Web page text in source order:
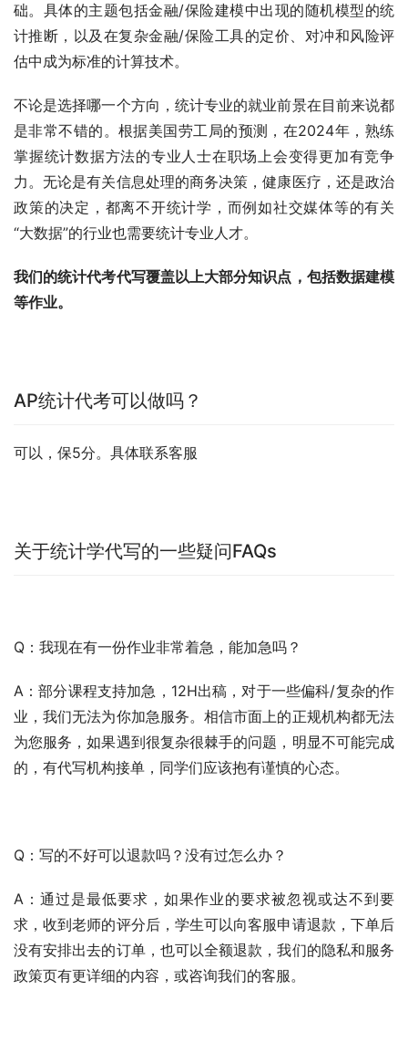
础。具体的主题包括金融/保险建模中出现的随机模型的统
计推断，以及在复杂金融/保险工具的定价、对冲和风险评
估中成为标准的计算技术。
不论是选择哪一个方向，统计专业的就业前景在目前来说都
是非常不错的。根据美国劳工局的预测，在2024年，熟练
掌握统计数据方法的专业人士在职场上会变得更加有竞争
力。无论是有关信息处理的商务决策，健康医疗，还是政治
政策的决定，都离不开统计学，而例如社交媒体等的有关
“大数据”的行业也需要统计专业人才。
我们的统计代考代写覆盖以上大部分知识点，包括数据建模
等作业。
AP统计代考可以做吗？
可以，保5分。具体联系客服
关于统计学代写的一些疑问FAQs
Q：我现在有一份作业非常着急，能加急吗？
A：部分课程支持加急，12H出稿，对于一些偏科/复杂的作
业，我们无法为你加急服务。相信市面上的正规机构都无法
为您服务，如果遇到很复杂很棘手的问题，明显不可能完成
的，有代写机构接单，同学们应该抱有谨慎的心态。
Q：写的不好可以退款吗？没有过怎么办？
A：通过是最低要求，如果作业的要求被忽视或达不到要
求，收到老师的评分后，学生可以向客服申请退款，下单后
没有安排出去的订单，也可以全额退款，我们的隐私和服务
政策页有更详细的内容，或咨询我们的客服。